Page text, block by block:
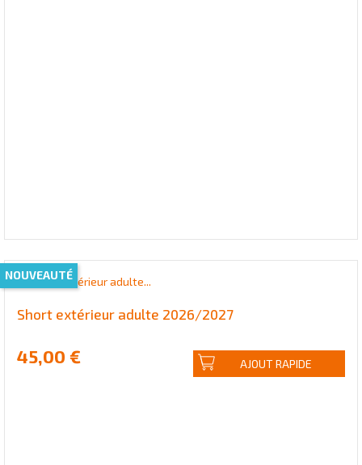
Short extérieur adulte 2026/2027
45,00 € AJOUT RAPIDE
NOUVEAUTÉ